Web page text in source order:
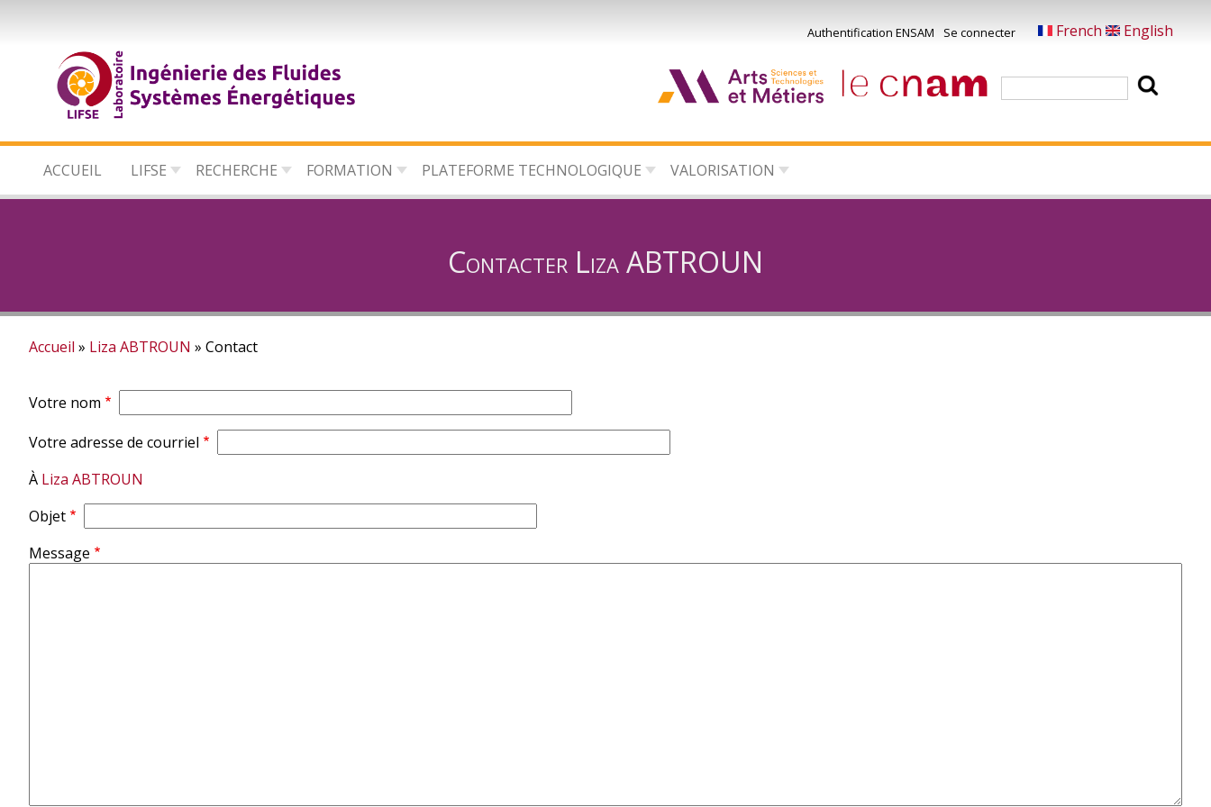
du
compte
Authentification ENSAM Se connecter French English
ACCUEIL LIFSE RECHERCHE FORMATION PLATEFORME TECHNOLOGIQUE VALORISATION
Contacter Liza ABTROUN
d'Ariane
Accueil Liza ABTROUN Contact
Votre nom
Votre adresse de courriel
À Liza ABTROUN
Objet
Message